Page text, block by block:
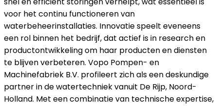
voor het continu functioneren van
waterbeheerinstallaties. Innovatie speelt eveneens
een rol binnen het bedrijf, dat actief is in research en
productontwikkeling om haar producten en diensten
te blijven verbeteren. Vopo Pompen- en
Machinefabriek B.V. profileert zich als een deskundige
partner in de watertechniek vanuit De Rijp, Noord-
Holland. Met een combinatie van technische expertise,